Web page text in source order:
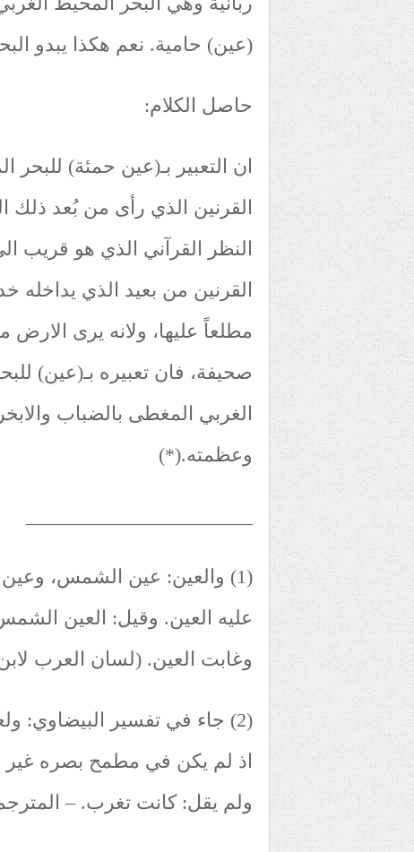
(عين) حامية. نعم هكذا يبدو
حاصل الكلام:
ان التعبير بـ(عين حمئة) للبحر
القرنين الذي رأى من بُعد ذلك
النظر القرآني الذي هو قريب
القرنين من بعيد الذي يداخله
مطلعاً عليها، ولانه يرى الارض
صحيفة، فان تعبيره بـ(عين)
الغربي المغطى بالضباب
وعظمته.(*)
(1) والعين: عين الشمس،
عليه العين. وقيل: العين
وغابت العين. (لسان العرب
(2) جاء في تفسير البيضاوي:
اذ لم يكن في مطمح بصره غير
ولم يقل: كانت تغرب. –